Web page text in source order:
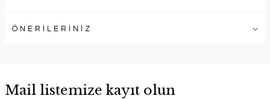
ÖNERİLERİNİZ
Mail listemize kayıt olun